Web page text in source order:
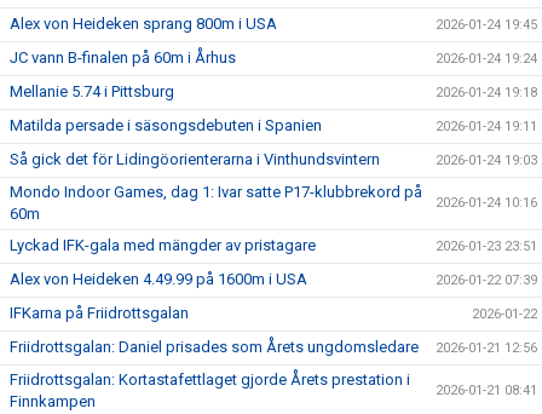
Alex von Heideken sprang 800m i USA 2026-01-24 19:45
JC vann B-finalen på 60m i Århus 2026-01-24 19:24
Mellanie 5.74 i Pittsburg 2026-01-24 19:18
Matilda persade i säsongsdebuten i Spanien 2026-01-24 19:11
Så gick det för Lidingöorienterarna i Vinthundsvintern 2026-01-24 19:03
Mondo Indoor Games, dag 1: Ivar satte P17-klubbrekord på
60m
2026-01-24 10:16
Lyckad IFK-gala med mängder av pristagare 2026-01-23 23:51
Alex von Heideken 4.49.99 på 1600m i USA 2026-01-22 07:39
IFKarna på Friidrottsgalan 2026-01-22
Friidrottsgalan: Daniel prisades som Årets ungdomsledare 2026-01-21 12:56
Friidrottsgalan: Kortastafettlaget gjorde Årets prestation i
Finnkampen
2026-01-21 08:41